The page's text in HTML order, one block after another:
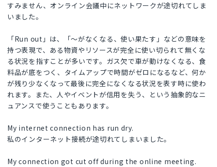
すみません、オンライン会議中にネットワークが途切れてしま
いました。
「Run out」は、「〜がなくなる、使い果たす」などの意味を
持つ表現で、ある物資やリソースが完全に使い切られて無くな
る状況を指すことが多いです。ガス欠で車が動けなくなる、食
料品が底をつく、タイムアップで時間がゼロになるなど、何か
が残り少なくなって最後に完全になくなる状況を表す時に使わ
れます。また、人やイベントが信用を失う、という抽象的なニ
ュアンスで使うこともあります。
My internet connection has run dry.
私のインターネット接続が途切れてしまいました。
My connection got cut off during the online meeting.